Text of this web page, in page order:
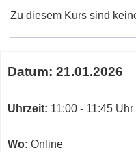
Zu diesem Kurs sind
zum
Kurs
Datum: 21.01.2026
Uhrzeit: 11:00 - 11:45 Uhr
Wo: Online